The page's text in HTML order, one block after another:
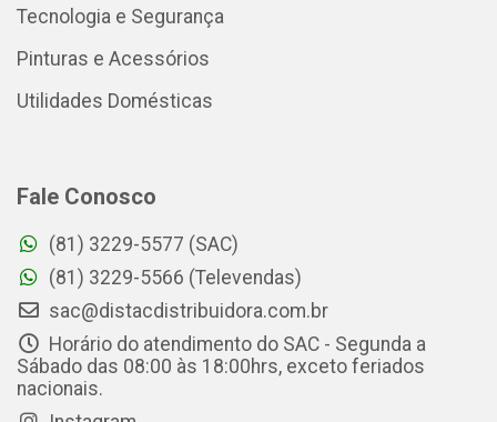
Tecnologia e Segurança
Pinturas e Acessórios
Utilidades Domésticas
Fale Conosco
(81) 3229-5577 (SAC)
(81) 3229-5566 (Televendas)
sac@distacdistribuidora.com.br
Horário do atendimento do SAC - Segunda a
Sábado das 08:00 às 18:00hrs, exceto feriados
nacionais.